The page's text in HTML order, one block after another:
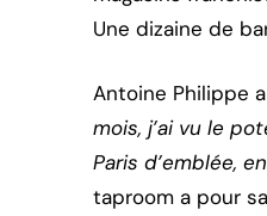
Une dizaine de
Antoine Philippe
mois, j’ai vu le
Paris d’emblée,
taproom a pour